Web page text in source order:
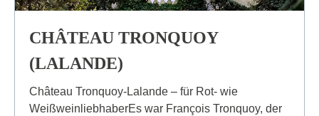
CHÂTEAU TRONQUOY
(LALANDE)
Château Tronquoy-Lalande – für Rot- wie
WeißweinliebhaberEs war François Tronquoy, der